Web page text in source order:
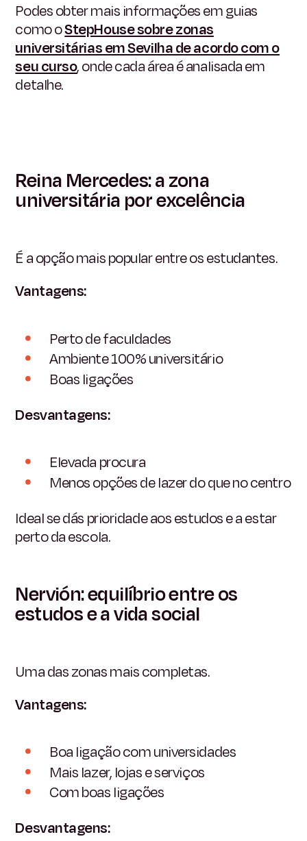
Podes obter mais informações em guias
como oStepHouse sobre zonas
universitárias em Sevilha de acordo com o
seu curso, onde cada área é analisada em
detalhe.
Reina Mercedes: a zona
universitária por excelência
É a opção mais popular entre os estudantes.
Vantagens:
Perto de faculdades
Ambiente 100% universitário
Boas ligações
Desvantagens:
Elevada procura
Menos opções de lazer do que no centro
Ideal se dás prioridade aos estudos e a estar
perto da escola.
Nervión: equilíbrio entre os
estudos e a vida social
Uma das zonas mais completas.
Vantagens:
Boa ligação com universidades
Mais lazer, lojas e serviços
Com boas ligações
Desvantagens: